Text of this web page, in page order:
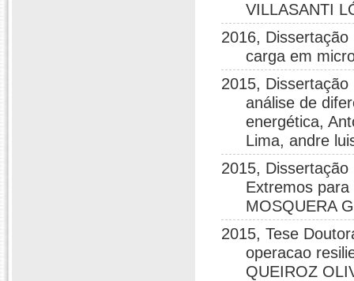
VILLASANTI
2016,
carga em
2015,
análise de
energética,
Lima, andre
2015,
Extremos
MOSQUERA
2015, Tese
operacao
QUEIROZ